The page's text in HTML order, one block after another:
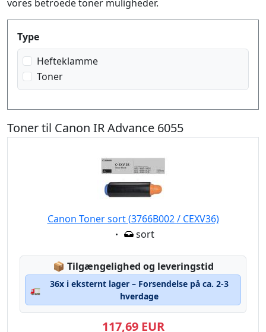
vores betroede toner muligheder.
Produktfilter
Type
Hefteklamme
Toner
Toner til Canon IR Advance 6055
Canon Toner sort (3766B002 / CEXV36)
Eigenschaft:
sort
📦 Lagerstatus:
Tilgængelighed og leveringstid
🚛
36x i eksternt lager – Forsendelse på ca. 2-3
hverdage
117,69 EUR